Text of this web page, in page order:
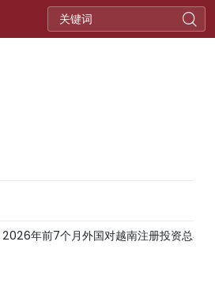
2026年前7个月外国对越南注册投资总额